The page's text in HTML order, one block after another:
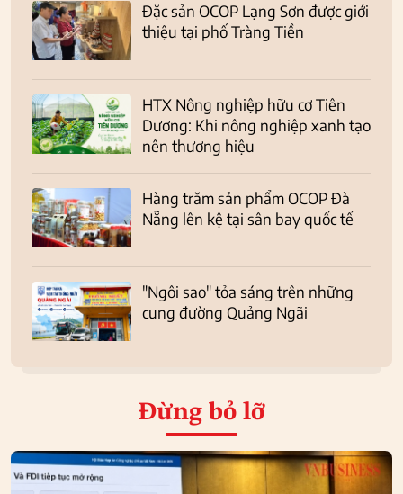
Đặc sản OCOP Lạng Sơn được giới
thiệu tại phố Tràng Tiền
HTX Nông nghiệp hữu cơ Tiên
Dương: Khi nông nghiệp xanh tạo
nên thương hiệu
Hàng trăm sản phẩm OCOP Đà
Nẵng lên kệ tại sân bay quốc tế
"Ngôi sao" tỏa sáng trên những
cung đường Quảng Ngãi
Đừng bỏ lỡ